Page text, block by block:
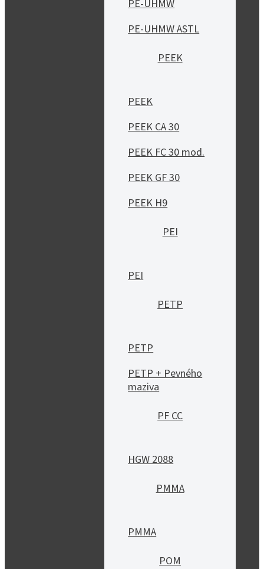
PE-UHMW
PE-UHMW ASTL
PEEK
PEEK
PEEK CA 30
PEEK FC 30 mod.
PEEK GF 30
PEEK H9
PEI
PEI
PETP
PETP
PETP + Pevného
maziva
PF CC
HGW 2088
PMMA
PMMA
POM